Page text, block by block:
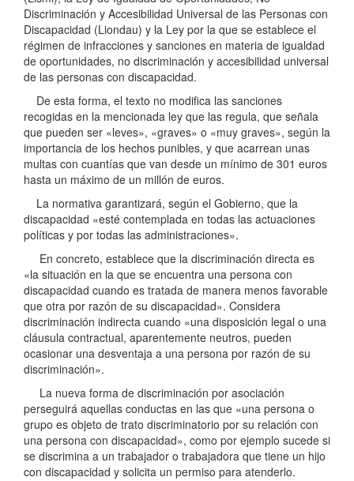
Discriminación y Accesibilidad Universal de las Personas con
Discapacidad (Liondau) y la Ley por la que se establece el
régimen de infracciones y sanciones en materia de igualdad
de oportunidades, no discriminación y accesibilidad universal
de las personas con discapacidad.
De esta forma, el texto no modifica las sanciones
recogidas en la mencionada ley que las regula, que señala
que pueden ser «leves», «graves» o «muy graves», según la
importancia de los hechos punibles, y que acarrean unas
multas con cuantías que van desde un mínimo de 301 euros
hasta un máximo de un millón de euros.
La normativa garantizará, según el Gobierno, que la
discapacidad «esté contemplada en todas las actuaciones
políticas y por todas las administraciones».
En concreto, establece que la discriminación directa es
«la situación en la que se encuentra una persona con
discapacidad cuando es tratada de manera menos favorable
que otra por razón de su discapacidad». Considera
discriminación indirecta cuando «una disposición legal o una
cláusula contractual, aparentemente neutros, pueden
ocasionar una desventaja a una persona por razón de su
discriminación».
La nueva forma de discriminación por asociación
perseguirá aquellas conductas en las que «una persona o
grupo es objeto de trato discriminatorio por su relación con
una persona con discapacidad», como por ejemplo sucede si
se discrimina a un trabajador o trabajadora que tiene un hijo
con discapacidad y solicita un permiso para atenderlo.